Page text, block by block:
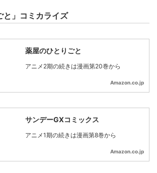
と」コミカライズ
薬屋のひとりごと
アニメ2期の続きは漫画第20巻から
Amazon.co.jp
サンデーGXコミックス
アニメ1期の続きは漫画第8巻から
Amazon.co.jp